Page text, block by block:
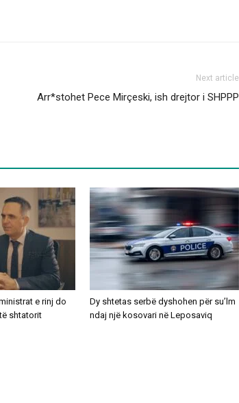
Next article
Arr*stohet Pece Mirçeski, ish drejtor i SHPPP
e rinj do
shtatorit
Dy shtetas serbë dyshohen për su’lm
ndaj një kosovari në Leposaviq